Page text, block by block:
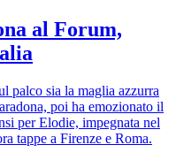
al Forum,
palco sia la maglia azzurra
poi ha emozionato il
per Elodie, impegnata nel
tappe a Firenze e Roma.